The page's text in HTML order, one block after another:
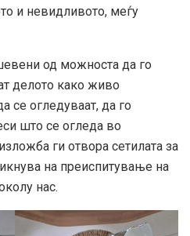
и невидливото, меѓу
од можноста да го
делото како живо
се огледуваат, да го
што се огледа во
ги отвора сетилата за
на преиспитување на
нас.